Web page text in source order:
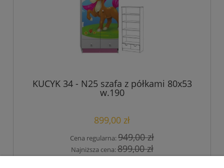
KUCYK 34 - N25 szafa z półkami 80x53
w.190
899,00 zł
Cena regularna:949,00 zł
Najniższa cena:899,00 zł